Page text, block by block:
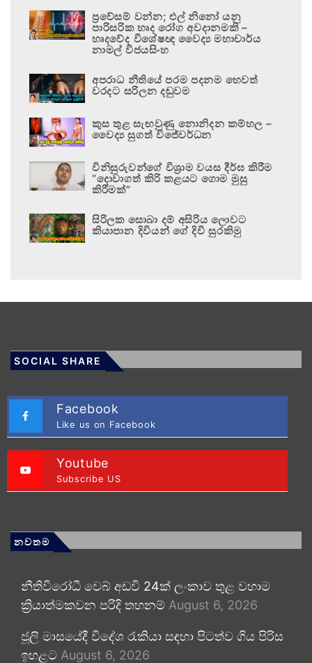
ප්‍රවේසම් වන්න; එල් නිනෝ යනු
පාරිසරික හෘද රෝග අවදානමකි –
හෘදවේද විශේෂඥ වෛද්‍ය මහාචාර්ය
නාමල් විජයසිංහ
අපරාධ නීතියේ පරම පදනම හෙවත්
වරදට සරිලන දඬුවම
කුස තුළ සැඟවුණු නොනිදන කම්හල –
වෛද්‍ය සුගත් විජේවර්ධන
විනිසුරුවන්ගේ විශ්‍රාම වයස දීර්ඝ කිරීම
“දොවාගත් කිරි කළයට ගොම මුසු
කිරීමක්”
සිරිලක සොබා දම් අසිරිය ලොවට
කියාපාන දිවියන් ගේ දිවි සුරකිමු
SOCIAL SHARE
Facebook
Like us on Facebook
Youtube
Subscribe US
නවතම
නීතිවිරෝධී වෙබ් අඩවි 24ක් ලංකාව තුළ වහාම
ක්‍රියාත්මකවන පරිදි තහනම් August 6, 2026
ජූලි මාසයේදී විදේශ රැකියා සඳහා පිටත්ව ගිය පිරිස
ඉහළට August 6, 2026